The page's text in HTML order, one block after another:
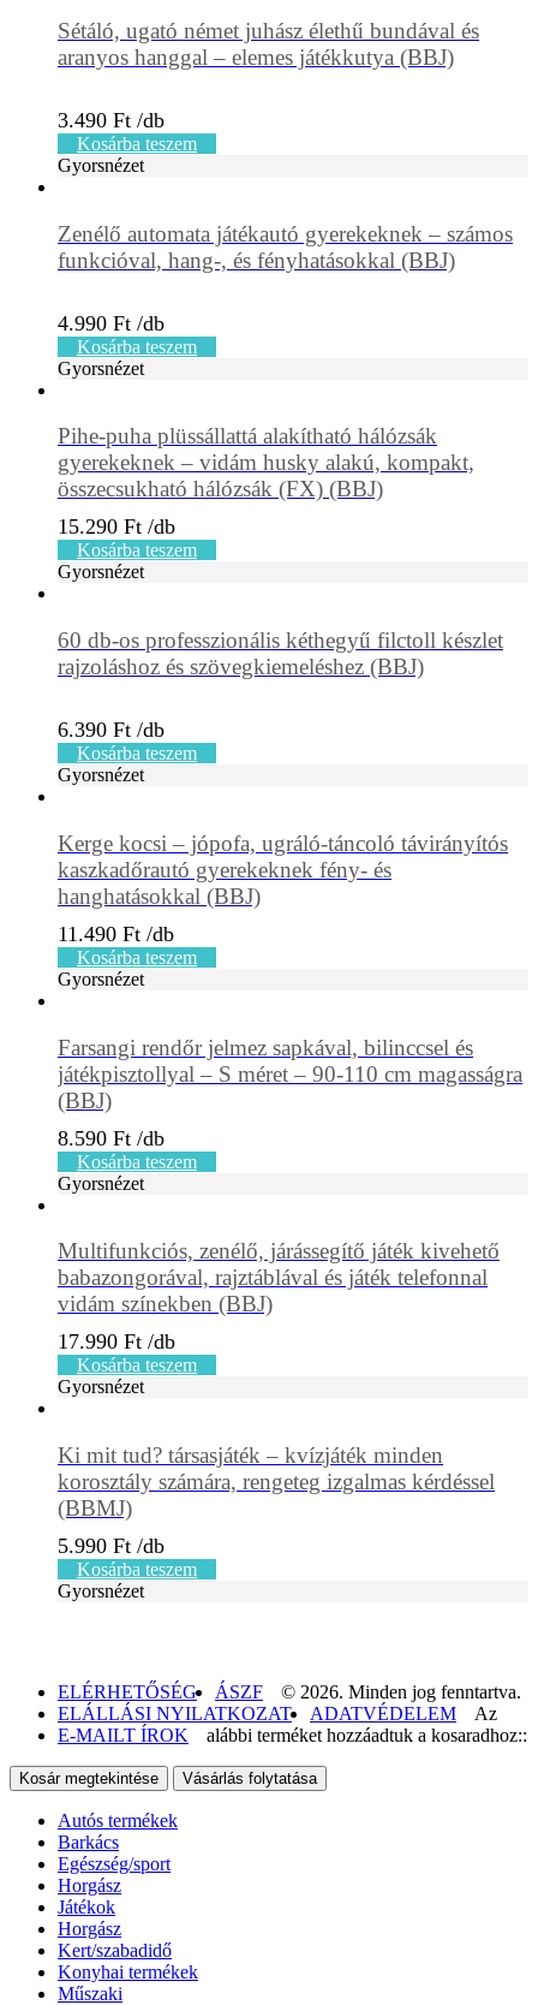
Sétáló, ugató német juhász élethű bundával és
aranyos hanggal – elemes játékkutya (BBJ)
3.490 Ft
Kosárba teszem
Gyorsnézet
Zenélő automata játékautó gyerekeknek – számos
funkcióval, hang-, és fényhatásokkal (BBJ)
4.990 Ft
Kosárba teszem
Gyorsnézet
Pihe-puha plüssállattá alakítható hálózsák
gyerekeknek – vidám husky alakú, kompakt,
összecsukható hálózsák (FX) (BBJ)
15.290 Ft
Kosárba teszem
Gyorsnézet
60 db-os professzionális kéthegyű filctoll készlet
rajzoláshoz és szövegkiemeléshez (BBJ)
6.390 Ft
Kosárba teszem
Gyorsnézet
Kerge kocsi – jópofa, ugráló-táncoló távirányítós
kaszkadőrautó gyerekeknek fény- és
hanghatásokkal (BBJ)
11.490 Ft
Kosárba teszem
Gyorsnézet
Farsangi rendőr jelmez sapkával, bilinccsel és
játékpisztollyal – S méret – 90-110 cm magasságra
(BBJ)
8.590 Ft
Kosárba teszem
Gyorsnézet
Multifunkciós, zenélő, járássegítő játék kivehető
babazongorával, rajztáblával és játék telefonnal
vidám színekben (BBJ)
17.990 Ft
Kosárba teszem
Gyorsnézet
Ki mit tud? társasjáték – kvízjáték minden
korosztály számára, rengeteg izgalmas kérdéssel
(BBMJ)
5.990 Ft
Kosárba teszem
Gyorsnézet
ELÉRHETŐSÉG
ÁSZF
ELÁLLÁSI NYILATKOZAT
ADATVÉDELEM
E-MAILT ÍROK
© 2026. Minden jog fenntartva.
Az
alábbi terméket hozzáadtuk a kosaradhoz::
Kosár megtekintése Vásárlás folytatása
Autós termékek
Barkács
Egészség/sport
Horgász
Játékok
Horgász
Kert/szabadidő
Konyhai termékek
Műszaki